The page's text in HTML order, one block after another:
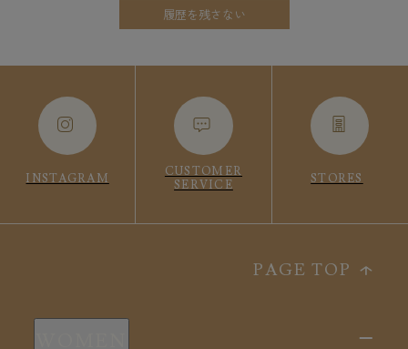
履歴を残さない
INSTAGRAM
CUSTOMER
SERVICE
STORES
PAGE TOP